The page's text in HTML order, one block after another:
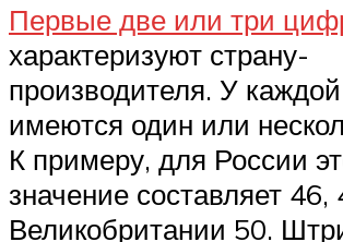
Первые две или три
характеризуют страну-
производителя. У
имеются один или
К примеру, для России
значение составляет
Великобритании 50.